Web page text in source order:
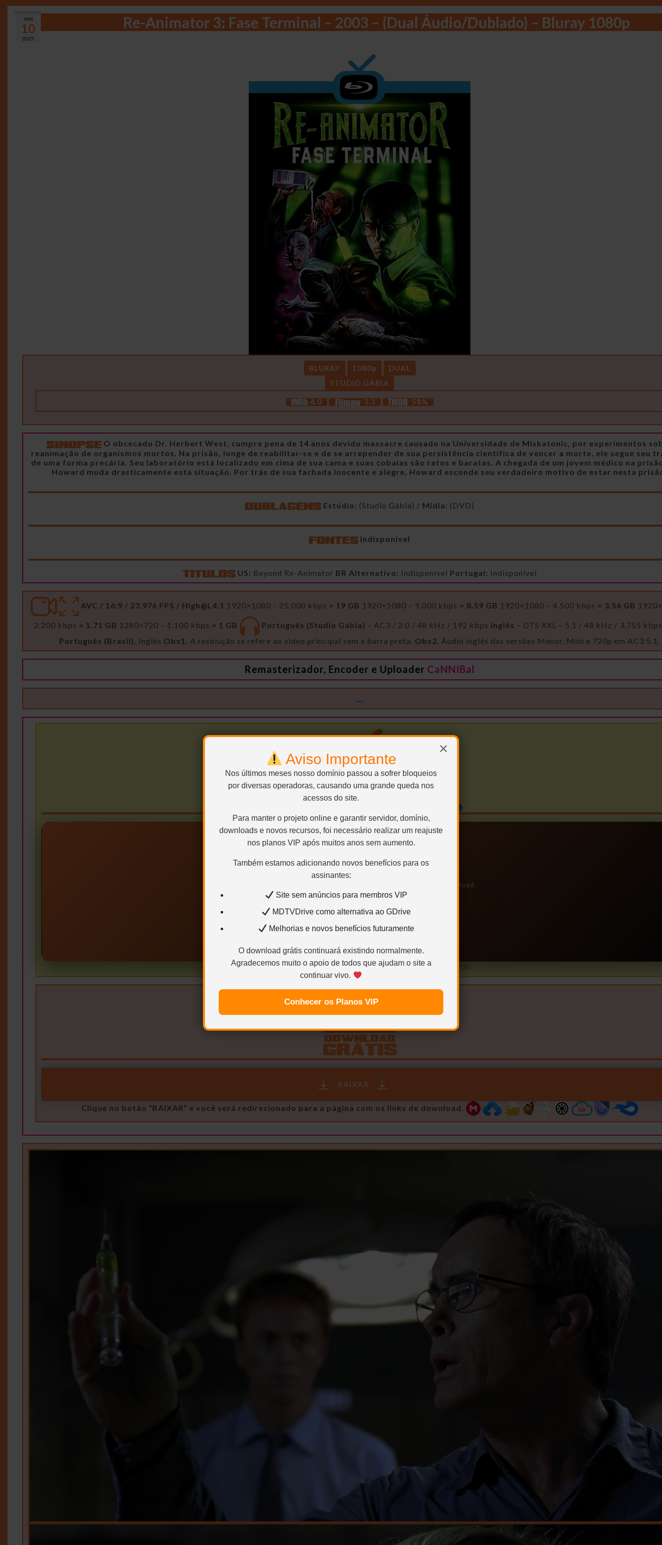
×
Aviso Importante
Nos últimos meses nosso domínio passou a sofrer bloqueios
por diversas operadoras, causando uma grande queda nos
acessos do site.
Para manter o projeto online e garantir servidor, domínio,
downloads e novos recursos, foi necessário realizar um reajuste
nos planos VIP após muitos anos sem aumento.
Também estamos adicionando novos benefícios para os
assinantes:
Site sem anúncios para membros VIP
MDTVDrive como alternativa ao GDrive
Melhorias e novos benefícios futuramente
O download grátis continuará existindo normalmente.
Agradecemos muito o apoio de todos que ajudam o site a
continuar vivo.
Conhecer os Planos VIP
JAN
10
2025
Re-Animator 3: Fase Terminal – 2003 – (Dual Áudio/Dublado) – Bluray 1080p
BLURAY 1080p
DUAL
STUDIO GÁBIA
6.0 3.3 58%
O obcecado Dr. Herbert West, cumpre pena de 14 anos devido massacre causado na Universidade de Miskatonic, por experimentos
reanimação de organismos mortos. Na prisão, longe de reabilitar-se e de se arrepender de sua persistência cientifica de vencer a morte, ele segue seu
de uma forma precária. Seu laboratório está localizado em cima de sua cama e suas cobaias são ratos e baratas. A chegada de um jovem médico na
Howard muda drasticamente esta situação. Por trás de sua fachada inocente e alegre, Howard esconde seu verdadeiro motivo de estar nesta
Estúdio: (Studio Gábia) / Mídia: (DVD)
Indisponivel
US: Beyond Re-Animator BR Alternativo: Indisponivel Portugal: Indisponivel
AVC / 16:9 / 23.976 FPS / High@L4.1 1920×1080 – 25.000 kbps = 19 GB 1920×1080 – 9.000 kbps = 8.59 GB 1920×1080 – 4.500 kbps = 3.56 GB
2.200 kbps = 1.71 GB 1280×720 – 1.100 kbps = 1 GB Português (Studio Gábia) – AC3 / 2.0 / 48 kHz / 192 kbps Inglês – DTS XXL – 5.1 / 48 kHz / 3.755
Português (Brasil), Inglês Obs1. A resolução se refere ao video principal sem a barra preta. Obs2. Áudio inglês das versôes Menor, Mini e 720p em AC3 5.1.
Remasterizador, Encoder e Uploader CaNNIBal
…
SEM RAR, SEM LIMITE E DIRETO:
Conteúdo exclusivo para VIP
para visualizar os links de download.
Sem limites Mais velocidade Links estáveis
Para saber como ser VIP ou Colaborador.Clique AQUI.
BAIXAR
Clique no botão “BAIXAR” e você será redirecionado para a página com os links de download.